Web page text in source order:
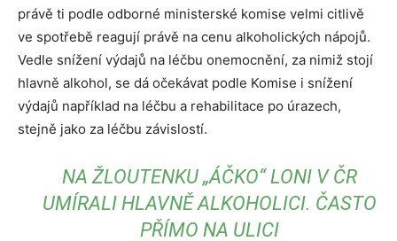
právě ti podle odborné ministerské komise velmi citlivě
ve spotřebě reagují právě na cenu alkoholických nápojů.
Vedle snížení výdajů na léčbu onemocnění, za nimiž stojí
hlavně alkohol, se dá očekávat podle Komise i snížení
výdajů například na léčbu a rehabilitace po úrazech,
stejně jako za léčbu závislostí.
NA ŽLOUTENKU „ÁČKO“ LONI V ČR
UMÍRALI HLAVNĚ ALKOHOLICI. ČASTO
PŘÍMO NA ULICI